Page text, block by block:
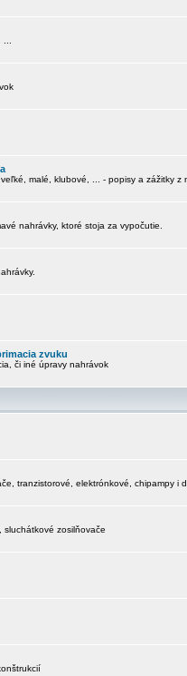
malé, klubové, ... - popisy a zážitky z
nahrávky, ktoré stoja za vypočutie.
zvuku
či iné úpravy nahrávok
tranzistorové, elektrónkové, chipampy i
sluchátkové zosilňovače